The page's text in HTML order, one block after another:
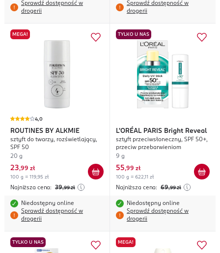
Sprawdź dostępność w
drogerii
Sprawdź dostępność w
drogerii
MEGA!
4,0
ROUTINES BY ALKMIE
sztyft do twarzy, rozświetlający,
SPF 50
20 g
23,99 zł
100 g = 119,95 zł
Najniższa cena: 39,99 zł
Niedostępny online
Sprawdź dostępność w
drogerii
TYLKO U NAS
L'ORÉAL PARIS Bright Reveal
sztyft przeciwsłoneczny, SPF 50+,
przeciw przebarwieniom
9 g
55,99 zł
100 g = 622,11 zł
Najniższa cena: 69,99 zł
Niedostępny online
Sprawdź dostępność w
drogerii
TYLKO U NAS MEGA!